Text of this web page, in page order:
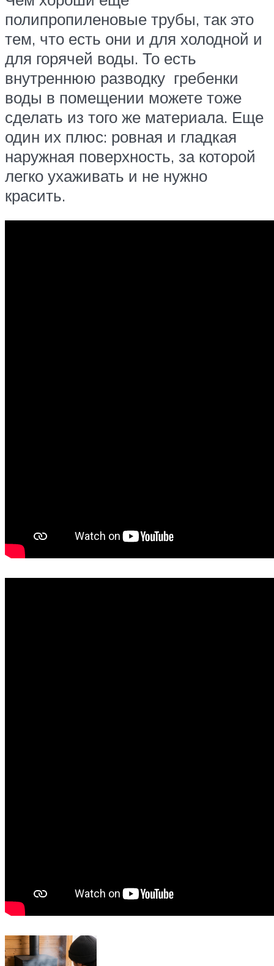
полипропиленовые трубы, так это
тем, что есть они и для холодной и
для горячей воды. То есть
внутреннюю разводку гребенки
воды в помещении можете тоже
сделать из того же материала. Еще
один их плюс: ровная и гладкая
наружная поверхность, за которой
легко ухаживать и не нужно
красить.